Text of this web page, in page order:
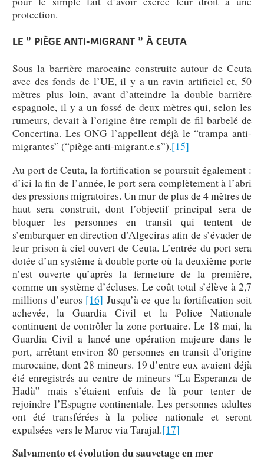
protection.
LE ” PIÈGE ANTI-MIGRANT ” À CEUTA
Sous la barrière marocaine construite autour de Ceuta
avec des fonds de l’UE, il y a un ravin artificiel et, 50
mètres plus loin, avant d’atteindre la double barrière
espagnole, il y a un fossé de deux mètres qui, selon les
rumeurs, devait à l’origine être rempli de fil barbelé de
Concertina. Les ONG l’appellent déjà le “trampa anti-
migrantes” (“piège anti-migrant.e.s”).[15]
Au port de Ceuta, la fortification se poursuit également :
d’ici la fin de l’année, le port sera complètement à l’abri
des pressions migratoires. Un mur de plus de 4 mètres de
haut sera construit, dont l’objectif principal sera de
bloquer les personnes en transit qui tentent de
s’embarquer en direction d’Algeciras afin de s’évader de
leur prison à ciel ouvert de Ceuta. L’entrée du port sera
dotée d’un système à double porte où la deuxième porte
n’est ouverte qu’après la fermeture de la première,
comme un système d’écluses. Le coût total s’élève à 2,7
millions d’euros [16] Jusqu’à ce que la fortification soit
achevée, la Guardia Civil et la Police Nationale
continuent de contrôler la zone portuaire. Le 18 mai, la
Guardia Civil a lancé une opération majeure dans le
port, arrêtant environ 80 personnes en transit d’origine
marocaine, dont 28 mineurs. 19 d’entre eux avaient déjà
été enregistrés au centre de mineurs “La Esperanza de
Hadù” mais s’étaient enfuis de là pour tenter de
rejoindre l’Espagne continentale. Les personnes adultes
ont été transférées à la police nationale et seront
expulsées vers le Maroc via Tarajal.[17]
Salvamento et évolution du sauvetage en mer